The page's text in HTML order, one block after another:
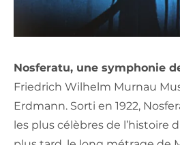
Nosferatu, une symphonie
Friedrich Wilhelm Murnau
Erdmann. Sorti en 1922,
les plus célèbres de l’histoire